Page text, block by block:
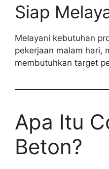
Siap
Melayani kebutuhan
pekerjaan malam hari,
membutuhkan target
Apa Itu
Beton?